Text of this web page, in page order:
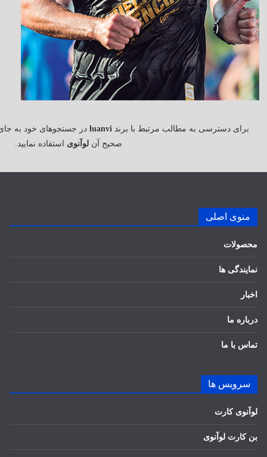
برای دسترسی به مطالب مرتبط با برندluanvi در جستجوهای خود به
صحیح آنلوآنوی استفاده نمایید.
منوی اصلی
محصولات
نمایندگی ها
اخبار
درباره ما
تماس با ما
سرویس ها
لوآنوی کارت
بن کارت لوآنوی